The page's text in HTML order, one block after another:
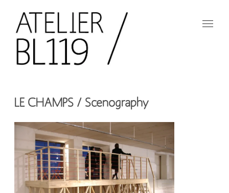
au
contenu
principal
BL119
studio
LE CHAMPS / Scenography